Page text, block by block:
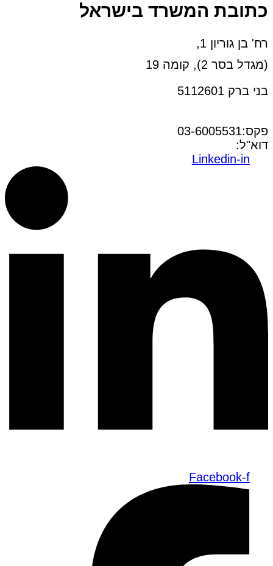
כתובת המשרד בישראל
רח' בן גוריון 1,
(מגדל בסר 2), קומה 19
בני ברק 5112601
פקס:03-6005531
דוא"ל:
Linkedin-in
Facebook-f